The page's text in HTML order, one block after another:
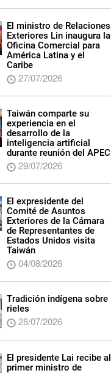
El ministro de Relaciones
Exteriores Lin inaugura la
Oficina Comercial para
América Latina y el
Caribe
27/07/2026
Taiwán comparte su
experiencia en el
desarrollo de la
inteligencia artificial
durante reunión del APEC
29/07/2026
El expresidente del
Comité de Asuntos
Exteriores de la Cámara
de Representantes de
Estados Unidos visita
Taiwán
04/08/2026
Tradición indígena sobre
rieles
28/07/2026
El presidente Lai recibe al
primer ministro de